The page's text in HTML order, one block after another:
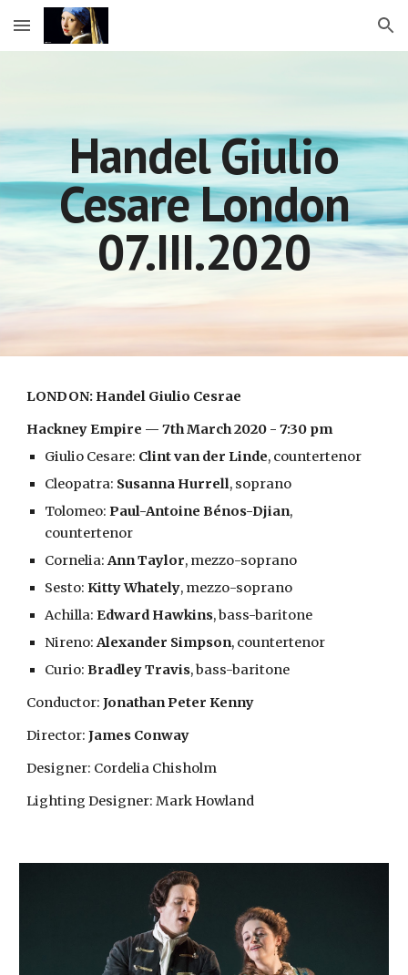
Skip to main content Skip to navigation
Handel Giulio
Cesare London
07.III.2020
LONDON: Handel Giulio Cesrae
Hackney Empire — 7th March 2020 - 7:30 pm
Giulio Cesare: Clint van der Linde, countertenor
Cleopatra: Susanna Hurrell, soprano
Tolomeo:Paul-Antoine Bénos-Djian,
countertenor
Cornelia:Ann Taylor, mezzo-soprano
Sesto:Kitty Whately, mezzo-soprano
Achilla: Edward Hawkins, bass-baritone
Nireno:Alexander Simpson, countertenor
Curio:Bradley Travis, bass-baritone
Conductor:Jonathan Peter Kenny
Director:James Conway
Designer: Cordelia Chisholm
Lighting Designer: Mark Howland